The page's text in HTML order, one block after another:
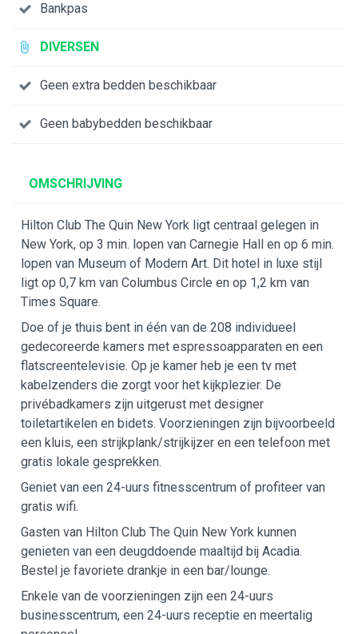
Bankpas
DIVERSEN
Geen extra bedden beschikbaar
Geen babybedden beschikbaar
OMSCHRIJVING
Hilton Club The Quin New York ligt centraal gelegen in
New York, op 3 min. lopen van Carnegie Hall en op 6 min.
lopen van Museum of Modern Art. Dit hotel in luxe stijl
ligt op 0,7 km van Columbus Circle en op 1,2 km van
Times Square.
Doe of je thuis bent in één van de 208 individueel
gedecoreerde kamers met espressoapparaten en een
flatscreentelevisie. Op je kamer heb je een tv met
kabelzenders die zorgt voor het kijkplezier. De
privébadkamers zijn uitgerust met designer
toiletartikelen en bidets. Voorzieningen zijn bijvoorbeeld
een kluis, een strijkplank/strijkijzer en een telefoon met
gratis lokale gesprekken.
Geniet van een 24-uurs fitnesscentrum of profiteer van
gratis wifi.
Gasten van Hilton Club The Quin New York kunnen
genieten van een deugddoende maaltijd bij Acadia.
Bestel je favoriete drankje in een bar/lounge.
Enkele van de voorzieningen zijn een 24-uurs
businesscentrum, een 24-uurs receptie en meertalig